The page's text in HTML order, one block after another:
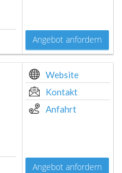
Angebot anfordern
Website
Kontakt
Anfahrt
Angebot anfordern